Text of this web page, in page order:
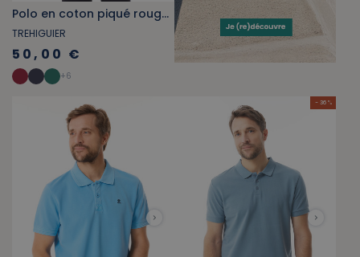
Polo en coton piqué rouge carmin
TREHIGUIER
50,00 €
+6
- 36 %